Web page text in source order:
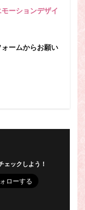
ーションデザイ
ームからお願い
ェックしよう！